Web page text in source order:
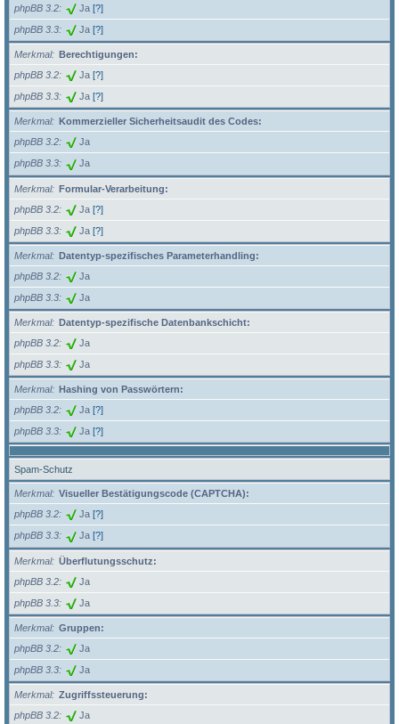
phpBB 3.2
Ja [?]
phpBB 3.3 Ja [?]
Merkmal
Berechtigungen:
phpBB 3.2
Ja [?]
phpBB 3.3 Ja [?]
Merkmal
Kommerzieller Sicherheitsaudit des Codes:
phpBB 3.2
Ja
phpBB 3.3 Ja
Merkmal
Formular-Verarbeitung:
phpBB 3.2
Ja [?]
phpBB 3.3 Ja [?]
Merkmal
Datentyp-spezifisches Parameterhandling:
phpBB 3.2
Ja
phpBB 3.3 Ja
Merkmal
Datentyp-spezifische Datenbankschicht:
phpBB 3.2
Ja
phpBB 3.3 Ja
Merkmal
Hashing von Passwörtern:
phpBB 3.2
Ja [?]
phpBB 3.3 Ja [?]
Spam-Schutz
Merkmal
Visueller Bestätigungscode (CAPTCHA):
phpBB 3.2
Ja [?]
phpBB 3.3 Ja [?]
Merkmal
Überflutungsschutz:
phpBB 3.2
Ja
phpBB 3.3 Ja
Merkmal
Gruppen:
phpBB 3.2
Ja
phpBB 3.3 Ja
Merkmal
Zugriffssteuerung:
phpBB 3.2
Ja